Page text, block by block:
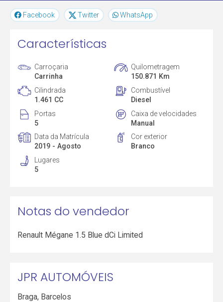
Facebook Twitter WhatsApp
Características
Carroçaria
Carrinha
Quilometragem
150.871 Km
Cilindrada
1.461 CC
Combustível
Diesel
Portas
5
Caixa de velocidades
Manual
Data da Matrícula
2019 - Agosto
Cor exterior
Branco
Lugares
5
Notas do vendedor
Renault Mégane 1.5 Blue dCi Limited
JPR AUTOMÓVEIS
Braga, Barcelos